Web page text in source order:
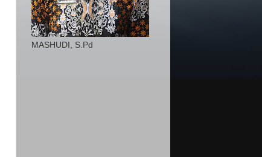
MASHUDI, S.Pd